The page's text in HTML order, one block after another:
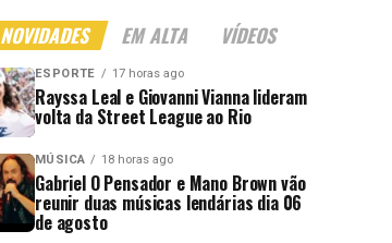
NOVIDADES EM ALTA VÍDEOS
ESPORTE 17 horas ago
Rayssa Leal e Giovanni Vianna lideram
volta da Street League ao Rio
MÚSICA 18 horas ago
Gabriel O Pensador e Mano Brown vão
reunir duas músicas lendárias dia 06
de agosto